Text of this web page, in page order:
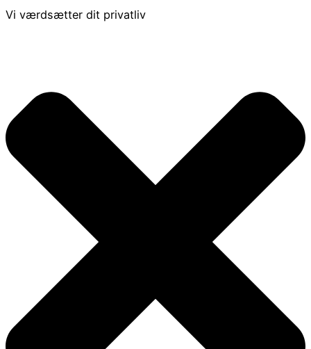
Vi værdsætter dit privatliv